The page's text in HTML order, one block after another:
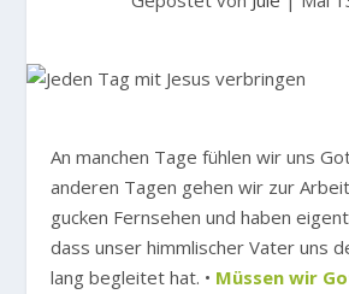
An manchen Tage fühlen wir uns
anderen Tagen gehen wir zur
gucken Fernsehen und haben
dass unser himmlischer Vater uns
lang begleitet hat. • Müssen wir